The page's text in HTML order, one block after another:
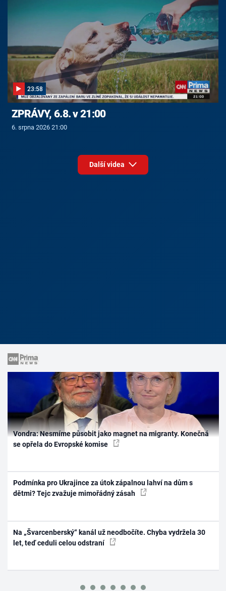
23:58
ZPRÁVY, 6.8. v 21:00
6. srpna 2026 21:00
Další videa
Vondra: Nesmíme působit jako magnet na migranty. Konečná
se opřela do Evropské komise
Podmínka pro Ukrajince za útok zápalnou lahví na dům s
dětmi? Tejc zvažuje mimořádný zásah
Na „Švarcenberský“ kanál už neodbočíte. Chyba vydržela 30
let, teď ceduli celou odstraní